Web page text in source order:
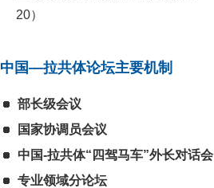
20）
中国—拉共体论坛主要机制
部长级会议
国家协调员会议
中国-拉共体“四驾马车”外长对话会
专业领域分论坛